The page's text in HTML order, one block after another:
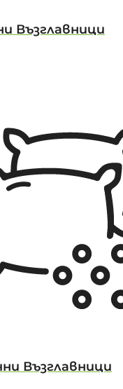
Възглавници
Възглавници